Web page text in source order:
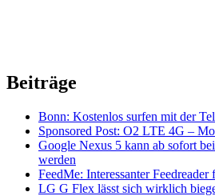
Beiträge
Bonn: Kostenlos surfen mit der
Sponsored Post: O2 LTE 4G –
Google Nexus 5 kann ab sofort
werden
FeedMe: Interessanter
LG G Flex lässt sich wirklich